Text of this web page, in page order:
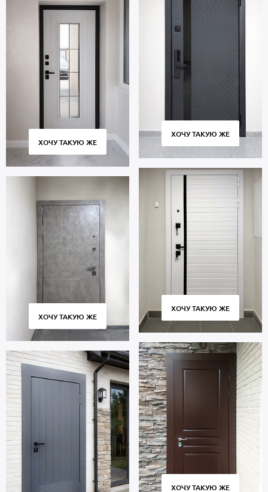
ХОЧУ ТАКУЮ ЖЕ
ХОЧУ ТАКУЮ ЖЕ
ХОЧУ ТАКУЮ ЖЕ
ХОЧУ ТАКУЮ ЖЕ
ХОЧУ ТАКУЮ ЖЕ